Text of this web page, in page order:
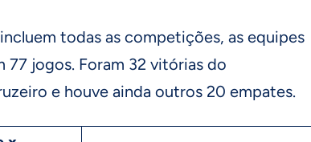
todas as competições, as equipes
77 jogos. Foram 32 vitórias do
e houve ainda outros 20 empates.